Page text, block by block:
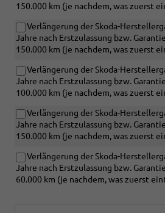
150.000 km (je nachdem, was zuerst
Verlängerung der Skoda-
Jahre nach Erstzulassung bzw.
150.000 km (je nachdem, was zuerst
Verlängerung der Skoda-
Jahre nach Erstzulassung bzw.
100.000 km (je nachdem, was zuerst
Verlängerung der Skoda-
Jahre nach Erstzulassung bzw.
150.000 km (je nachdem, was zuerst
Verlängerung der Skoda-
Jahre nach Erstzulassung bzw.
60.000 km (je nachdem, was zuerst